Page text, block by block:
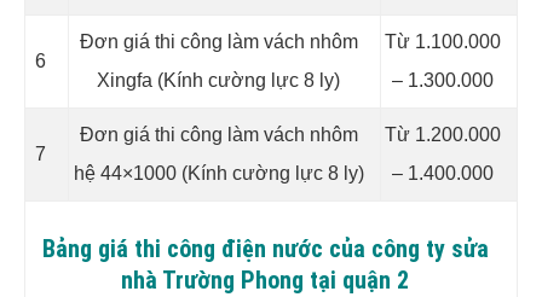
6
Đơn giá thi công làm vách nhôm
Xingfa (Kính cường lực 8 ly)
Từ 1.100.000
– 1.300.000
7
Đơn giá thi công làm vách nhôm
hệ 44×1000 (Kính cường lực 8 ly)
Từ 1.200.000
– 1.400.000
Bảng giá thi công điện nước của công ty sửa
nhà Trường Phong tại quận 2